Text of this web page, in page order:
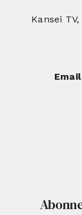
Kansei
Email